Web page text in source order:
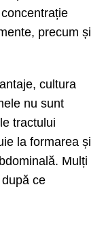
precum și
cultura
nu sunt
tractului
la formarea și
Mulți
ce